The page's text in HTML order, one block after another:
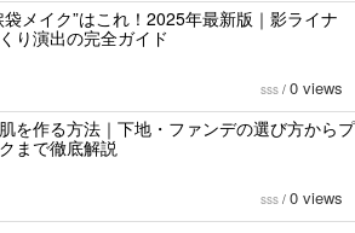
袋メイク”はこれ！2025年最新版｜影ライナ
り演出の完全ガイド
sss / 0 views
を作る方法｜下地・ファンデの選び方からプ
まで徹底解説
sss / 0 views